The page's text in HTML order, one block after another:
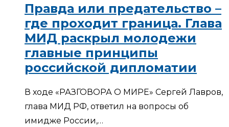
Правда или предательство –
где проходит граница. Глава
МИД раскрыл молодежи
главные принципы
российской дипломатии
В ходе «РАЗГОВОРА О МИРЕ» Сергей Лавров,
глава МИД РФ, ответил на вопросы об
имидже России,…